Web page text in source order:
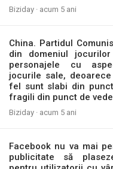
Biziday · acum 5 ani
China. Partidul
din domeniul
personajele cu
jocurile sale,
fel sunt slabi din
fragili din punct de
Biziday · acum 5 ani
Facebook nu va mai
publicitate să